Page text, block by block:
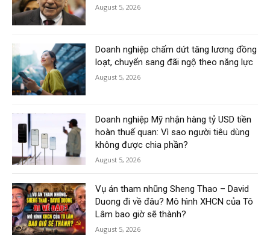
August 5, 2026
Doanh nghiệp chấm dứt tăng lương đồng
loạt, chuyển sang đãi ngộ theo năng lực
August 5, 2026
Doanh nghiệp Mỹ nhận hàng tỷ USD tiền
hoàn thuế quan: Vì sao người tiêu dùng
không được chia phần?
August 5, 2026
Vụ án tham nhũng Sheng Thao – David
Duong đi về đâu? Mô hình XHCN của Tô
Lâm bao giờ sẽ thành?
August 5, 2026